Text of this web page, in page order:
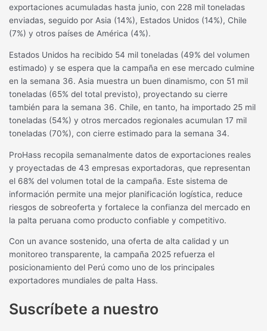
exportaciones acumuladas hasta junio, con 228 mil toneladas
enviadas, seguido por Asia (14%), Estados Unidos (14%), Chile
(7%) y otros países de América (4%).
Estados Unidos ha recibido 54 mil toneladas (49% del volumen
estimado) y se espera que la campaña en ese mercado culmine
en la semana 36. Asia muestra un buen dinamismo, con 51 mil
toneladas (65% del total previsto), proyectando su cierre
también para la semana 36. Chile, en tanto, ha importado 25 mil
toneladas (54%) y otros mercados regionales acumulan 17 mil
toneladas (70%), con cierre estimado para la semana 34.
ProHass recopila semanalmente datos de exportaciones reales
y proyectadas de 43 empresas exportadoras, que representan
el 68% del volumen total de la campaña. Este sistema de
información permite una mejor planificación logística, reduce
riesgos de sobreoferta y fortalece la confianza del mercado en
la palta peruana como producto confiable y competitivo.
Con un avance sostenido, una oferta de alta calidad y un
monitoreo transparente, la campaña 2025 refuerza el
posicionamiento del Perú como uno de los principales
exportadores mundiales de palta Hass.
Suscríbete a nuestro